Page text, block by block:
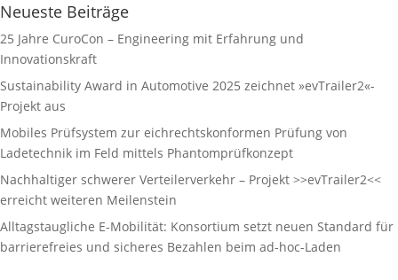
Neueste Beiträge
25 Jahre CuroCon – Engineering mit Erfahrung und
Innovationskraft
Sustainability Award in Automotive 2025 zeichnet »evTrailer2«-
Projekt aus
Mobiles Prüfsystem zur eichrechtskonformen Prüfung von
Ladetechnik im Feld mittels Phantomprüfkonzept
Nachhaltiger schwerer Verteilerverkehr – Projekt >>evTrailer2<<
erreicht weiteren Meilenstein
Alltagstaugliche E-Mobilität: Konsortium setzt neuen Standard für
barrierefreies und sicheres Bezahlen beim ad-hoc-Laden